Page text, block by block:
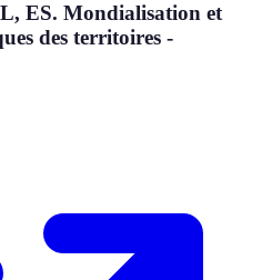
ES. Mondialisation et
des territoires -